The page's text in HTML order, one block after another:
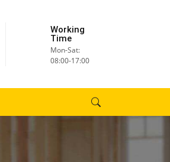
Working
Time
Mon-Sat:
08:00-17:00